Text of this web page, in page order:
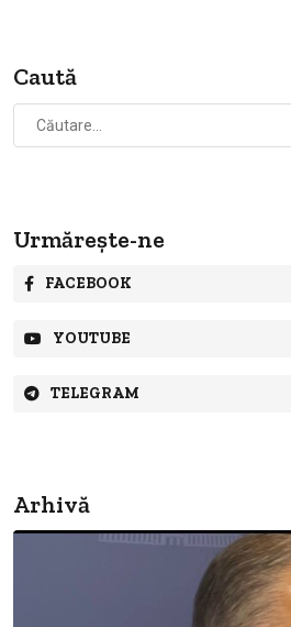
Caută
Caută
după:
Urmărește-ne
FACEBOOK
YOUTUBE
TELEGRAM
Arhivă